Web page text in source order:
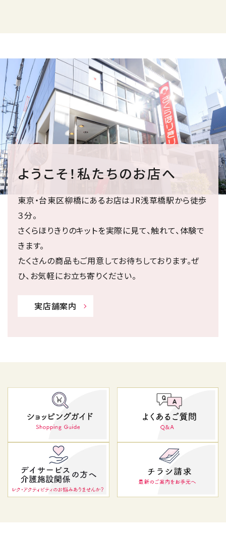
ようこそ！私たちのお店へ
東京・台東区柳橋にあるお店はJR浅草橋駅から徒歩
３分。
さくらほりきりのキットを実際に見て、触れて、体験で
きます。
たくさんの商品もご用意してお待ちしております。ぜ
ひ、お気軽にお立ち寄りください。
実店舗案内